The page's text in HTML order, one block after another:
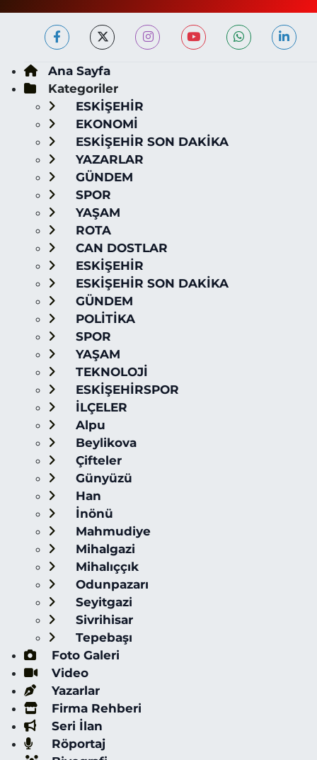
Ana Sayfa
Kategoriler
ESKİŞEHİR
EKONOMİ
ESKİŞEHİR SON DAKİKA
YAZARLAR
GÜNDEM
SPOR
YAŞAM
ROTA
CAN DOSTLAR
ESKİŞEHİR
ESKİŞEHİR SON DAKİKA
GÜNDEM
POLİTİKA
SPOR
YAŞAM
TEKNOLOJİ
ESKİŞEHİRSPOR
İLÇELER
Alpu
Beylikova
Çifteler
Günyüzü
Han
İnönü
Mahmudiye
Mihalgazi
Mihalıççık
Odunpazarı
Seyitgazi
Sivrihisar
Tepebaşı
Foto Galeri
Video
Yazarlar
Firma Rehberi
Seri İlan
Röportaj